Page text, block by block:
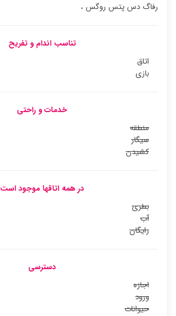
رفاگ دس پتس روگس ،
تناسب اندام و تفریح
اتاق
بازی
خدمات و راحتی
منطقه
سیگار
کشیدن
در همه اتاقها موجود است
بطری
آب
رایگان
دسترسی
اجازه
ورود
حیوانات